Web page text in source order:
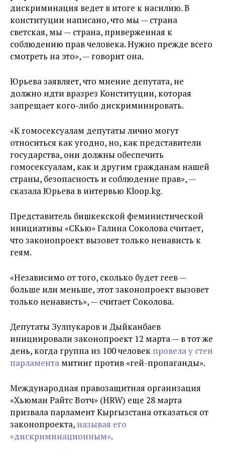
дискриминация ведет в итоге к насилию. В
конституции написано, что мы — страна
светская, мы — страна, приверженная к
соблюдению прав человека. Нужно прежде всего
смотреть на это», — говорит она.
Юрьева заявляет, что мнение депутата, не
должно идти вразрез Конституции, которая
запрещает кого-либо дискриминировать.
«К гомосексуалам депутаты лично могут
относиться как угодно, но, как представители
государства, они должны обеспечить
гомосексуалам, как и другим гражданам нашей
страны, безопасность и соблюдение прав», —
сказала Юрьева в интервью Kloop.kg.
Представитель бишкекской феминистической
инициативы «СКью» Галина Соколова считает,
что законопроект вызовет только ненависть к
геям.
«Независимо от того, сколько будет геев —
больше или меньше, этот законопроект вызовет
только ненависть», — считает Соколова.
Депутаты Зулпукаров и Дыйканбаев
инициировали законопроект 12 марта — в тот же
день, когда группа из 100 человек провела у стен
парламента митинг против «гей-пропаганды».
Международная правозащитная организация
«Хьюман Райтс Вотч» (HRW) еще 28 марта
призвала парламент Кыргызстана отказаться от
законопроекта, называя его
«дискриминационным».